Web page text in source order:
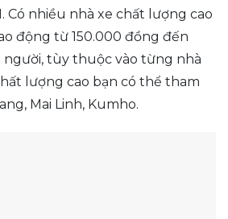
Có nhiều nhà xe chất lượng cao
động từ 150.000 đồng đến
tùy thuộc vào từng nhà
lượng cao bạn có thể tham
Mai Linh, Kumho.